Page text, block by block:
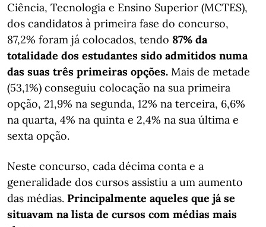
Ciência, Tecnologia e Ensino Superior (MCTES),
dos candidatos à primeira fase do concurso,
87,2% foram já colocados, tendo 87% da
totalidade dos estudantes sido admitidos numa
das suas três primeiras opções. Mais de metade
(53,1%) conseguiu colocação na sua primeira
opção, 21,9% na segunda, 12% na terceira, 6,6%
na quarta, 4% na quinta e 2,4% na sua última e
sexta opção.
Neste concurso, cada décima conta e a
generalidade dos cursos assistiu a um aumento
das médias. Principalmente aqueles que já se
situavam na lista de cursos com médias mais